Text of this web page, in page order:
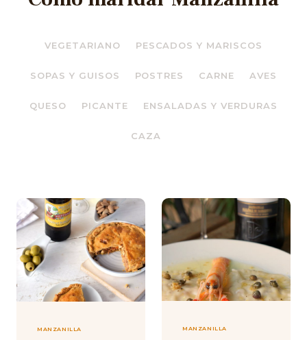
VEGETARIANO PESCADOS Y MARISCOS
SOPAS Y GUISOS POSTRES CARNE AVES
QUESO PICANTE ENSALADAS Y VERDURAS
CAZA
MANZANILLA MANZANILLA